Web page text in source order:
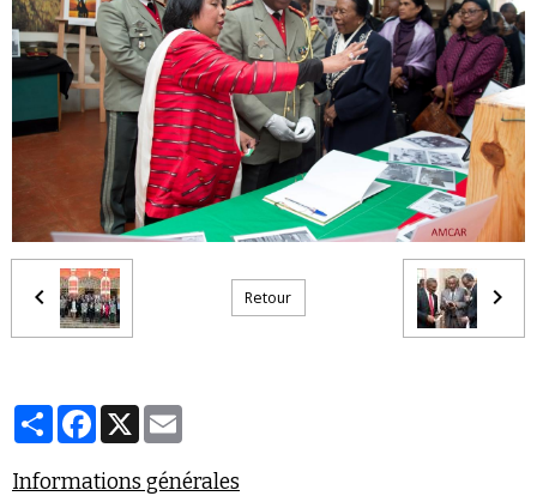
Retour
PartagerFacebook
X
Informations générales